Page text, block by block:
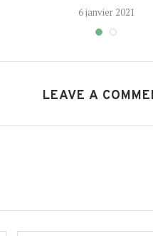
6 janvier 2021
LEAVE A